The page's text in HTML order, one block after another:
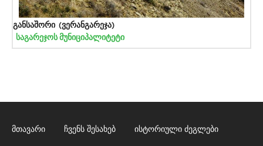
განსაშორი (ვერანგარეჯა)
საგარეჯოს მუნიციპალიტეტი
მთავარი ჩვენს შესახებ ისტორიული ძეგლები